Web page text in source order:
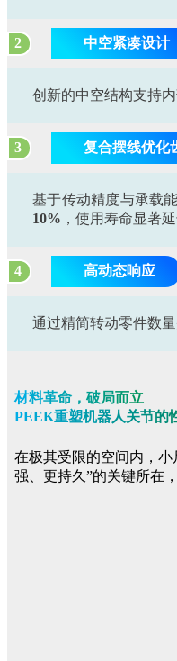
2 中空紧凑设计
创新的中空结构支持
3 复合摆线优化
基于传动精度与承载
10% ，使用寿命显著延
4 高动态响应
通过精简转动零件数
材料革命 ， 破局而立
PEEK重塑机器人关节的
在极其受限的空间内，
强、更持久”的关键所在